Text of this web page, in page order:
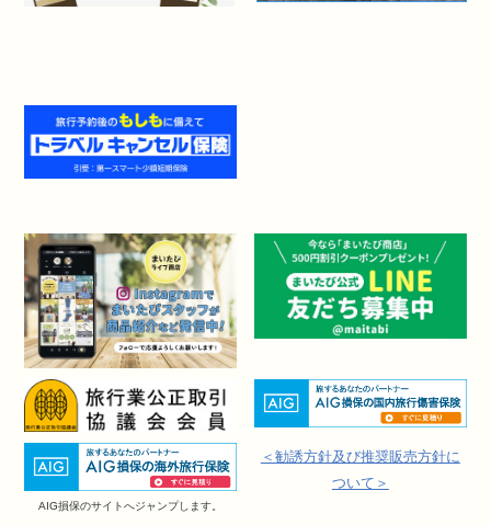
AIG損保のサイトへジャンプします。
＜勧誘方針及び推奨販売方針に
ついて＞